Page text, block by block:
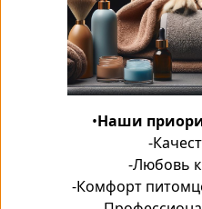
•Наши
-
-Любовь
-Комфорт